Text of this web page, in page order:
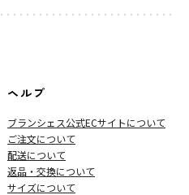
ヘルプ
ブランシェス公式ECサイトについて
ご注文について
配送について
返品・交換について
サイズについて